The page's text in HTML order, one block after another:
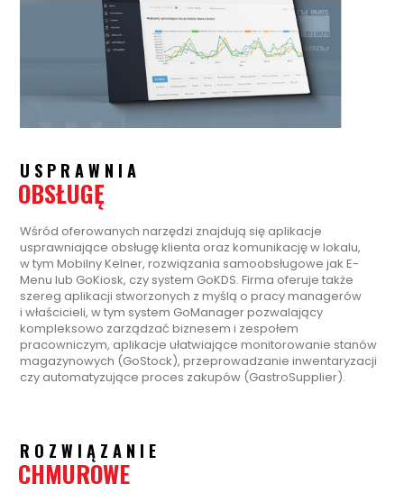
USPRAWNIA
OBSŁUGĘ
Wśród oferowanych narzędzi znajdują się aplikacje
usprawniające obsługę klienta oraz komunikację w lokalu,
w tym Mobilny Kelner, rozwiązania samoobsługowe jak E-
Menu lub GoKiosk, czy system GoKDS. Firma oferuje także
szereg aplikacji stworzonych z myślą o pracy managerów
i właścicieli, w tym system GoManager pozwalający
kompleksowo zarządzać biznesem i zespołem
pracowniczym, aplikacje ułatwiające monitorowanie stanów
magazynowych (GoStock), przeprowadzanie inwentaryzacji
czy automatyzujące proces zakupów (GastroSupplier).
ROZWIĄZANIE
CHMUROWE